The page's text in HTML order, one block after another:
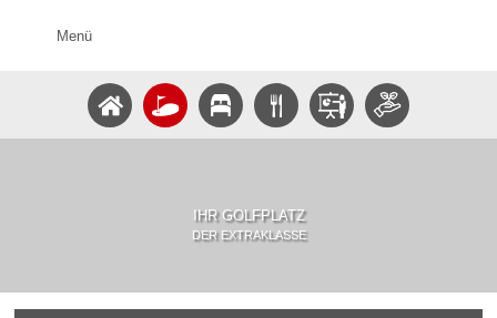
Menü
IHR GOLFPLATZ
DER EXTRAKLASSE